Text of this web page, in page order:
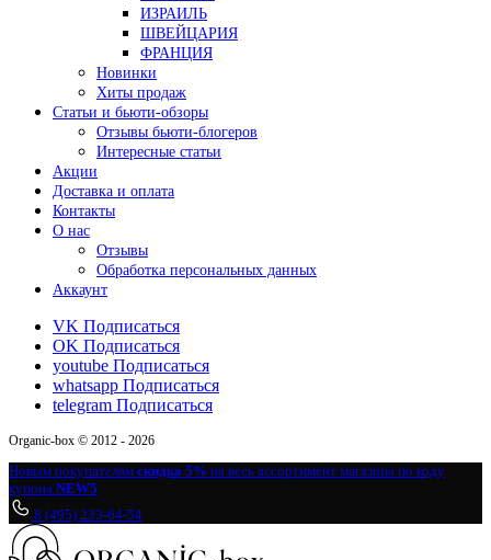
ИЗРАИЛЬ
ШВЕЙЦАРИЯ
ФРАНЦИЯ
Новинки
Хиты продаж
Статьи и бьюти-обзоры
Отзывы бьюти-блогеров
Интересные статьи
Акции
Доставка и оплата
Контакты
О нас
Отзывы
Обработка персональных данных
Аккаунт
VK Подписаться
OK Подписаться
youtube Подписаться
whatsapp Подписаться
telegram Подписаться
Organic-box © 2012 - 2026
Новым покупателям скидка 5% на весь ассортимент магазина по коду
купона NEW5
8 (495) 233-64-54